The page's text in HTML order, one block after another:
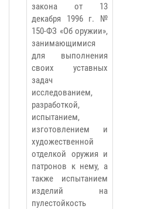
закона от 13
декабря 1996 г. №
150-ФЗ «Об оружии»,
занимающимися
для выполнения
своих уставных
задач
исследованием,
разработкой,
испытанием,
изготовлением и
художественной
отделкой оружия и
патронов к нему, а
также испытанием
изделий на
пулестойкость